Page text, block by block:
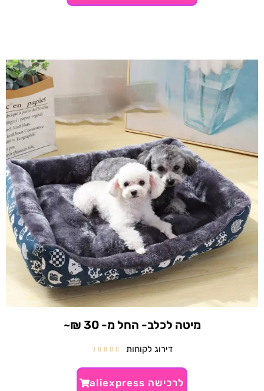
מיטה לכלב- החל מ- 30 ₪~
דירוג לקוחות 




לרכישה aliexpress